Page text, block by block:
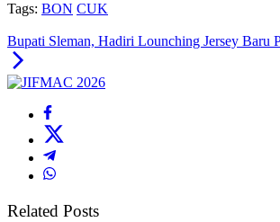
Tags: BON CUK
Bupati Sleman, Hadiri Lounching Jersey Baru
Related Posts